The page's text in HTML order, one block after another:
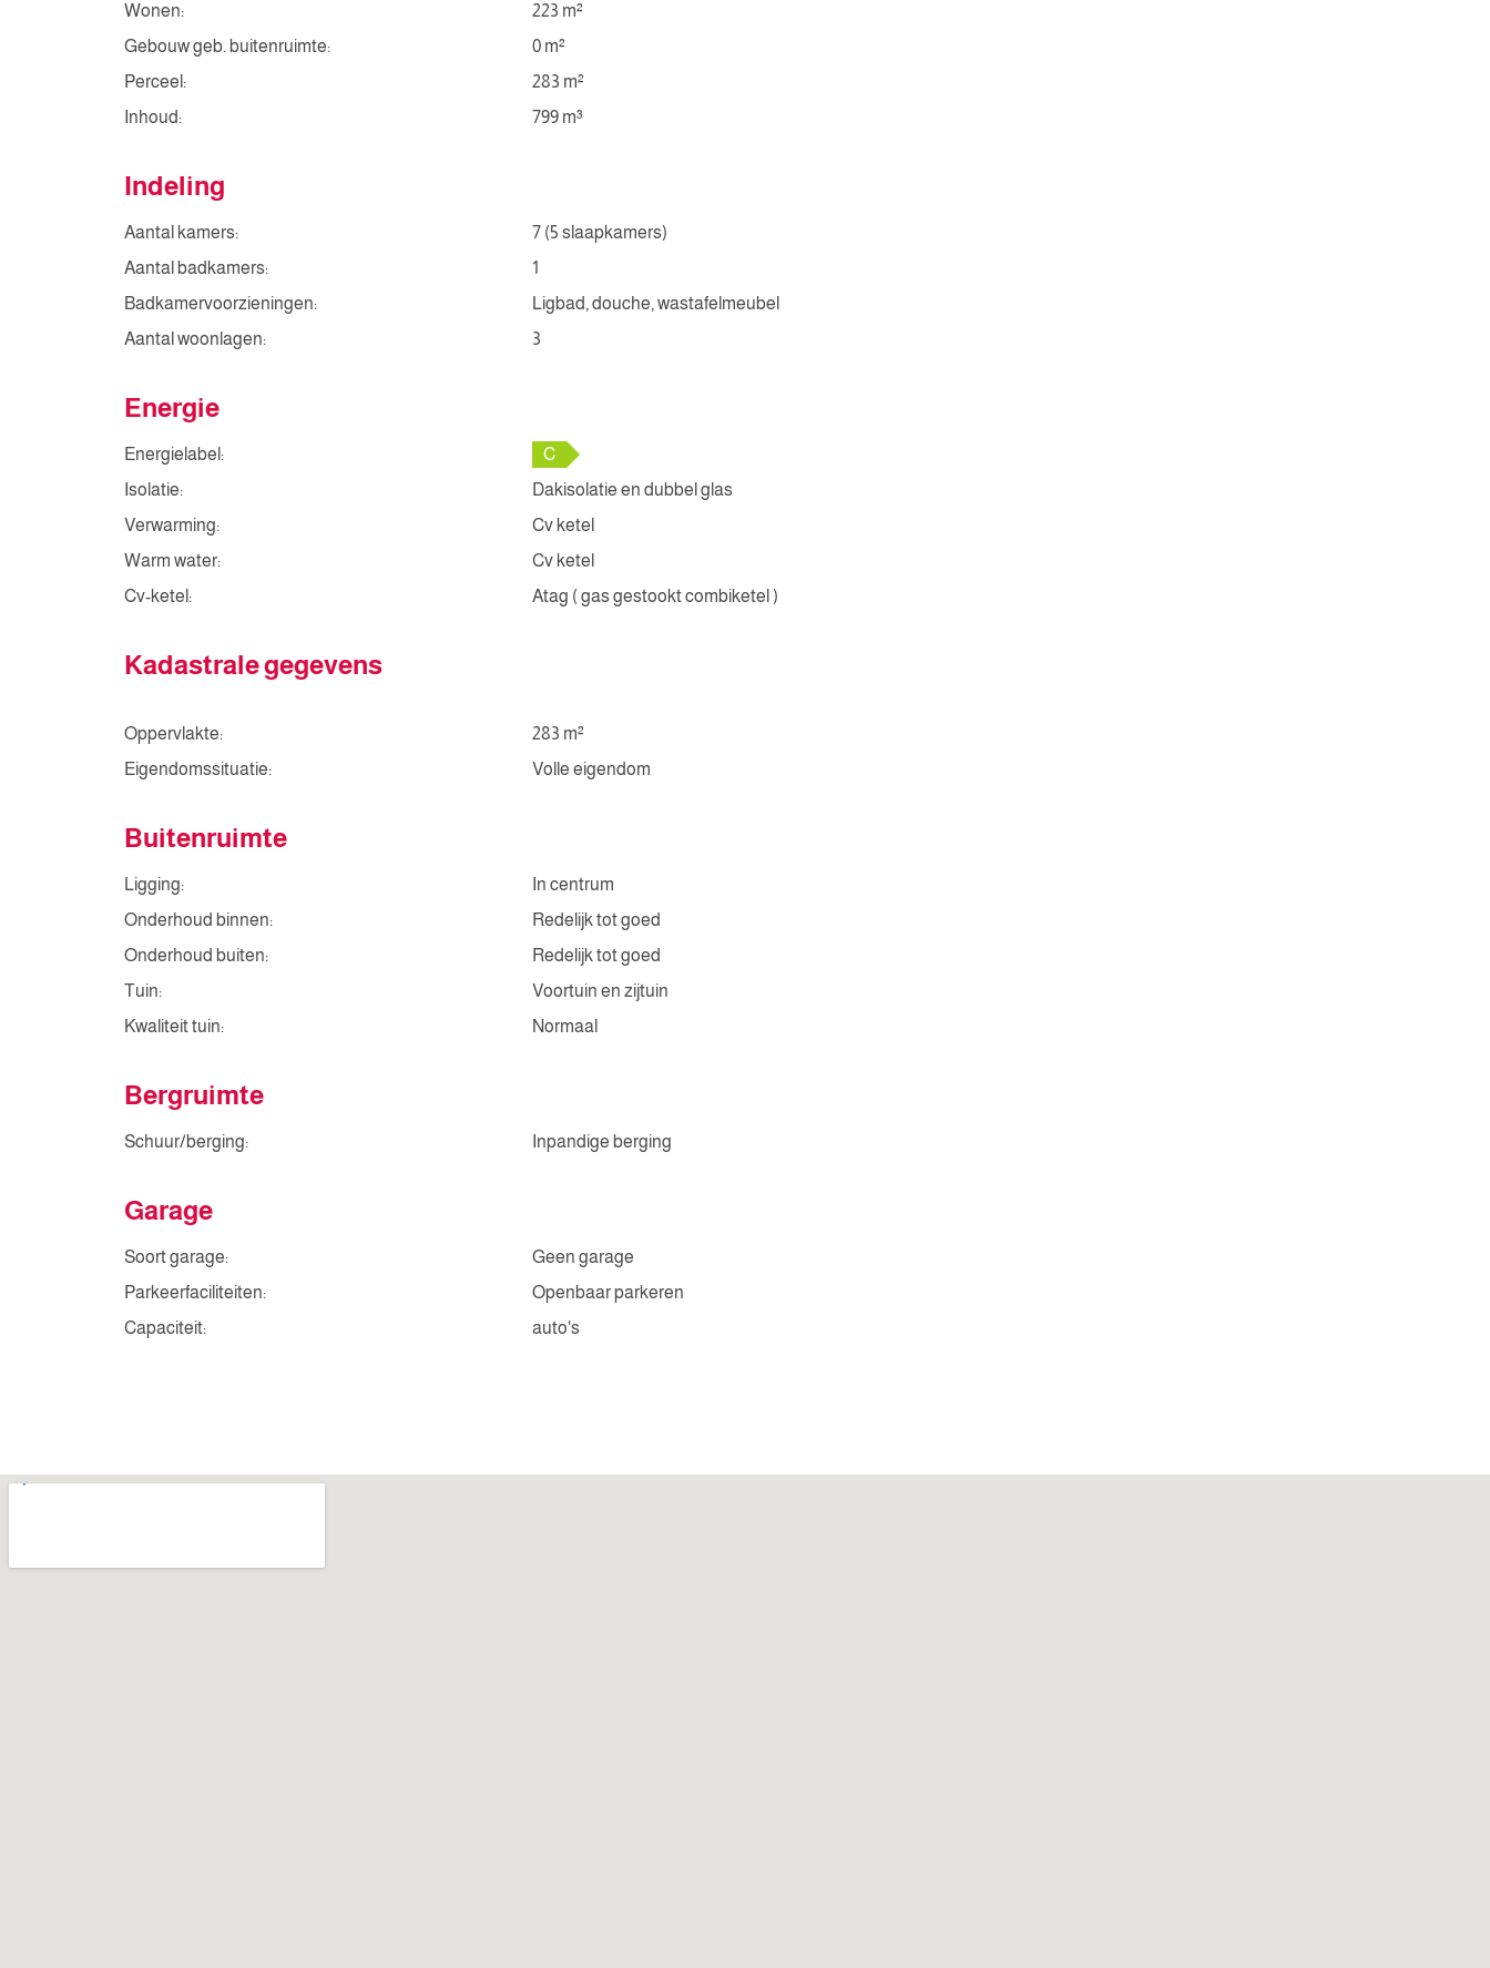
Wonen:
223 m²
Gebouw geb. buitenruimte:
0 m²
Perceel:
283 m²
Inhoud:
799 m³
Indeling
Aantal kamers:
7 (5 slaapkamers)
Aantal badkamers:
1
Badkamervoorzieningen:
Ligbad, douche, wastafelmeubel
Aantal woonlagen:
3
Energie
Energielabel:
C
Isolatie:
Dakisolatie en dubbel glas
Verwarming:
Cv ketel
Warm water:
Cv ketel
Cv-ketel:
Atag ( gas gestookt combiketel )
Kadastrale gegevens
Oppervlakte:
283 m²
Eigendomssituatie:
Volle eigendom
Buitenruimte
Ligging:
In centrum
Onderhoud binnen:
Redelijk tot goed
Onderhoud buiten:
Redelijk tot goed
Tuin:
Voortuin en zijtuin
Kwaliteit tuin:
Normaal
Bergruimte
Schuur/berging: Inpandige berging
Garage
Soort garage:
Geen garage
Parkeerfaciliteiten:
Openbaar parkeren
Capaciteit:
auto's